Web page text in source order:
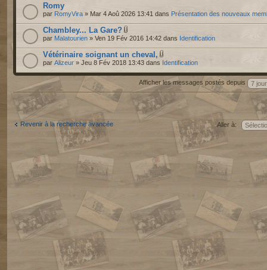
Romy
par RomyVira » Mar 4 Aoû 2026 13:41 dans Présentation des nouveaux
Chambley... La Gare?
par Malatourien » Ven 19 Fév 2016 14:42 dans Identification
Vétérinaire soignant un cheval,
par Alizeur » Jeu 8 Fév 2018 13:43 dans Identification
Afficher les messages postés depuis
Revenir à la recherche avancée Aller à: